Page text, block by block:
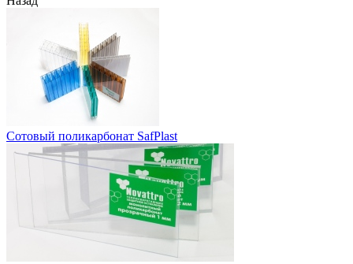
Сотовый поликарбонат SafPlast